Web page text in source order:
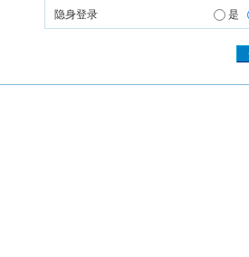
隐身登录 是